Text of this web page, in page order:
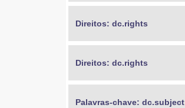
Direitos: dc.rights
Direitos: dc.rights
Palavras-chave: dc.subject